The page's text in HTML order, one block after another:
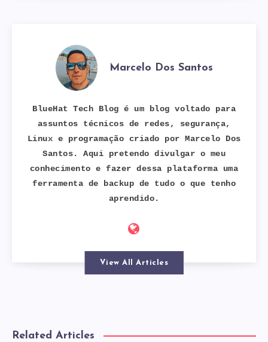
Marcelo Dos Santos
BlueHat Tech Blog é um blog voltado para
assuntos técnicos de redes, segurança,
Linux e programação criado por Marcelo Dos
Santos. Aqui pretendo divulgar o meu
conhecimento e fazer dessa plataforma uma
ferramenta de backup de tudo o que tenho
aprendido.
View All Articles
Related Articles